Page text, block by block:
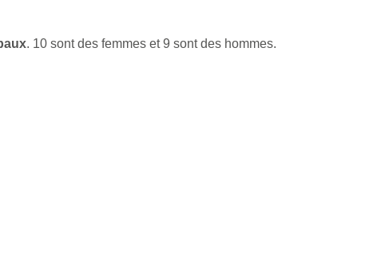
. 10 sont des femmes et 9 sont des hommes.